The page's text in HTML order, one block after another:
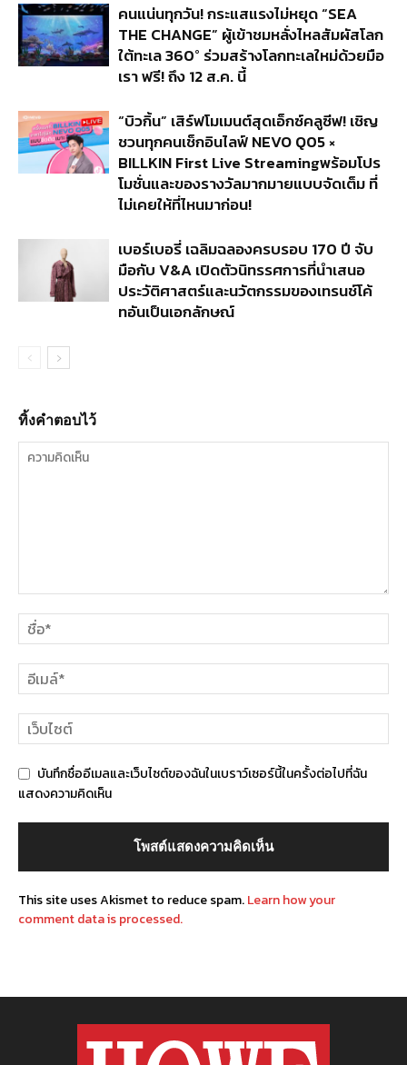
คนแน่นทุกวัน! กระแสแรงไม่หยุด “SEA
THE CHANGE” ผู้เข้าชมหลั่งไหลสัมผัสโลก
ใต้ทะเล 360° ร่วมสร้างโลกทะเลใหม่ด้วยมือ
เรา ฟรี! ถึง 12 ส.ค. นี้
“บิวกิ้น” เสิร์ฟโมเมนต์สุดเอ็กซ์คลูซีฟ! เชิญ
ชวนทุกคนเช็กอินไลฟ์ NEVO Q05 ×
BILLKIN First Live Streamingพร้อมโปร
โมชั่นและของรางวัลมากมายแบบจัดเต็ม ที่
ไม่เคยให้ที่ไหนมาก่อน!
เบอร์เบอรี่ เฉลิมฉลองครบรอบ 170 ปี จับ
มือกับ V&A เปิดตัวนิทรรศการที่นำเสนอ
ประวัติศาสตร์และนวัตกรรมของเทรนช์โค้
ทอันเป็นเอกลักษณ์
ทิ้งคำตอบไว้
บันทึกชื่ออีเมลและเว็บไซต์ของฉันในเบราว์เซอร์นี้ในครั้งต่อไปที่ฉัน
แสดงความคิดเห็น
This site uses Akismet to reduce spam.Learn how your
comment data is processed.